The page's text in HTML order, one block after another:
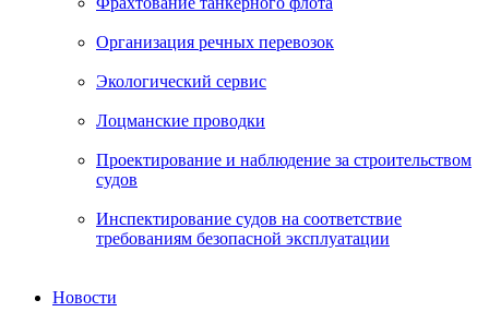
Организация речных перевозок
Экологический сервис
Лоцманские проводки
Проектирование и наблюдение за строительством
судов
Инспектирование судов на соответствие
требованиям безопасной эксплуатации
Новости